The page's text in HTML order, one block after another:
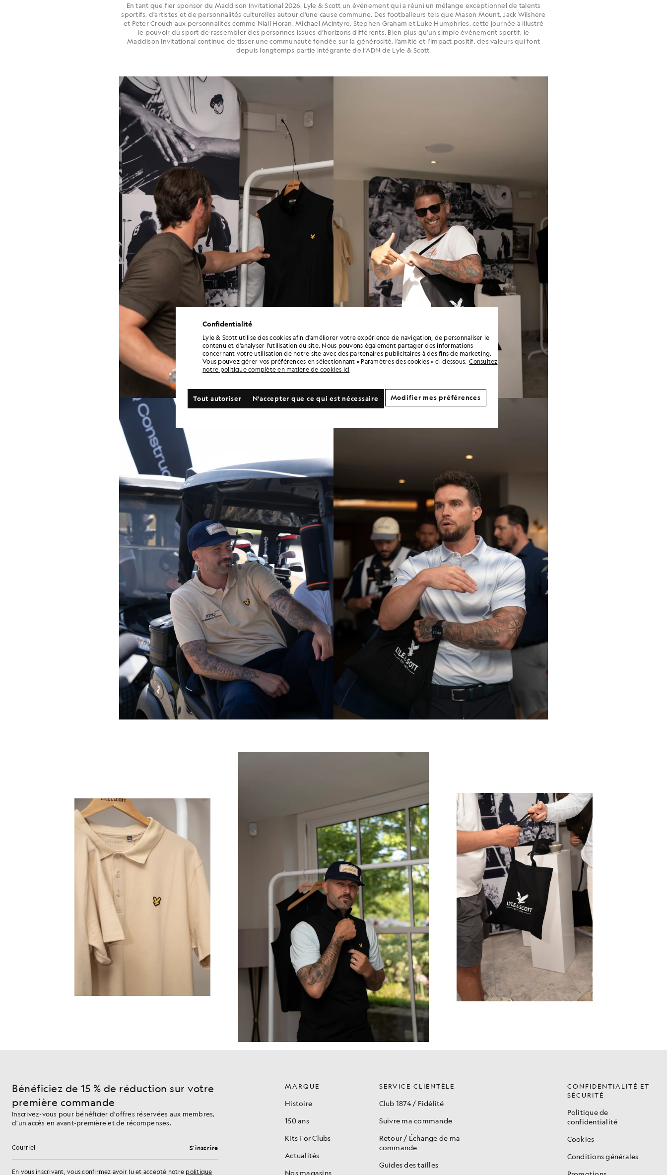
En tant que fier sponsor du Maddison Invitational 2026, Lyle & Scott un événement qui a réuni un mélange exceptionnel de talents
sportifs, d’artistes et de personnalités culturelles autour d’une cause commune. Des footballeurs tels que Mason Mount, Jack Wilshere
et Peter Crouch aux personnalités comme Niall Horan, Michael McIntyre, Stephen Graham et Luke Humphries, cette journée a illustré
le pouvoir du sport de rassembler des personnes issues d’horizons différents. Bien plus qu’un simple événement sportif, le
Maddison Invitational continue de tisser une communauté fondée sur la générosité, l’amitié et l’impact positif, des valeurs qui font
depuis longtemps partie intégrante de l’ADN de Lyle & Scott.
Bénéficiez de 15 % de réduction sur votre
première commande
Inscrivez-vous pour bénéficier d'offres réservées aux membres,
d'un accès en avant-première et de récompenses.
Adresse e-mail S'inscrire
En vous inscrivant, vous confirmez avoir lu et accepté notre politique
MARQUE
Histoire
150 ans
Kits For Clubs
Actualités
Nos magasins
SERVICE CLIENTÈLE
Club 1874 / Fidélité
Suivre ma commande
Retour / Échange de ma
commande
Guides des tailles
CONFIDENTIALITÉ ET
SÉCURITÉ
Politique de
confidentialité
Cookies
Conditions générales
Confidentialité
Lyle & Scott utilise des cookies afin d'améliorer votre expérience de navigation, de personnaliser le
contenu et d'analyser l'utilisation du site. Nous pouvons également partager des informations
concernant votre utilisation de notre site avec des partenaires publicitaires à des fins de marketing.
Vous pouvez gérer vos préférences en sélectionnant « Paramètres des cookies » ci-dessous. Consultez
notre politique complète en matière de cookies ici
N'accepter que ce qui est nécessaire
Tout autoriser Modifier mes préférences